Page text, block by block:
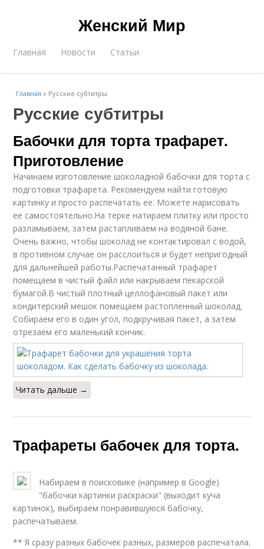
Женский Мир
Главная Новости Статьи
Главная » Русские субтитры
Русские субтитры
Бабочки для торта трафарет.
Приготовление
Начинаем изготовление шоколадной бабочки для торта с
подготовки трафарета. Рекомендуем найти готовую
картинку и просто распечатать ее. Можете нарисовать
ее самостоятельно.На терке натираем плитку или просто
разламываем, затем растапливаем на водяной бане.
Очень важно, чтобы шоколад не контактировал с водой,
в противном случае он расслоиться и будет непригодный
для дальнейшей работы.Распечатанный трафарет
помещаем в чистый файл или накрываем пекарской
бумагой.В чистый плотный целлофановый пакет или
кондитерский мешок помещаем растопленный шоколад.
Собираем его в один угол, подкручивая пакет, а затем
отрезаем его маленький кончик.
Читать дальше →
Трафареты бабочек для торта.
Набираем в поисковике (например в Google)
"бабочки картинки раскраски" (выходит куча
картинок), выбираем понравившуюся бабочку,
распечатываем.
** Я сразу разных бабочек разных, размеров распечатала.